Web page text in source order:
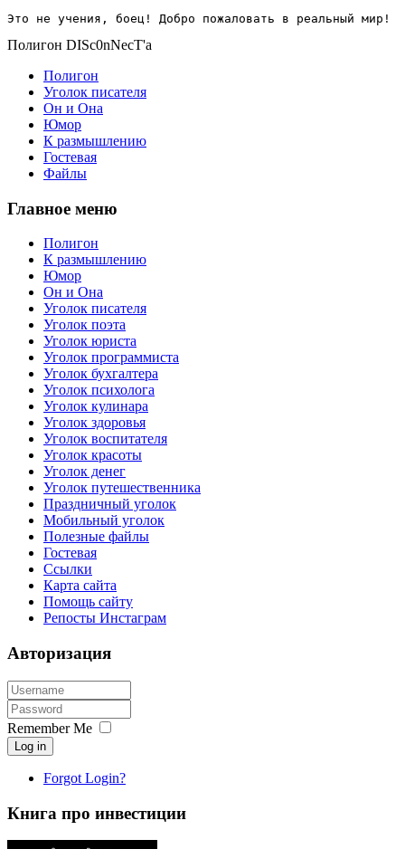
Это не учения, боец! Добро пожаловать в реальный мир!
Полигон DISc0nNecT'a
Полигон
Уголок писателя
Он и Она
Юмор
К размышлению
Гостевая
Файлы
Главное меню
Полигон
К размышлению
Юмор
Он и Она
Уголок писателя
Уголок поэта
Уголок юриста
Уголок программиста
Уголок бухгалтера
Уголок психолога
Уголок кулинара
Уголок здоровья
Уголок воспитателя
Уголок красоты
Уголок денег
Уголок путешественника
Праздничный уголок
Мобильный уголок
Полезные файлы
Гостевая
Ссылки
Карта сайта
Помощь сайту
Репосты Инстаграм
Авторизация
Remember Me
Log in
Forgot Login?
Книга про инвестиции